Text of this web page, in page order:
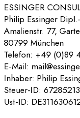
ESSINGER
Philip Essinger
Amalienstr. 77,
80799 München
Telefon: +49 (0)89
E-Mail:
Inhaber: Philip
Steuer-ID:
Ust-ID: